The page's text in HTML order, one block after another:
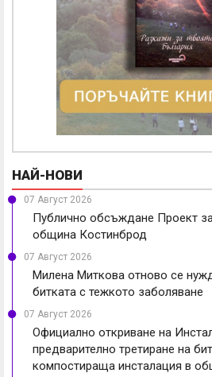
НАЙ-НОВИ
07 Август 2026
Публично обсъждане Проект
община Костинброд
07 Август 2026
Милена Миткова отново се
битката с тежкото заболяване
07 Август 2026
Официално откриване на
предварително третиране на
компостираща инсталация в